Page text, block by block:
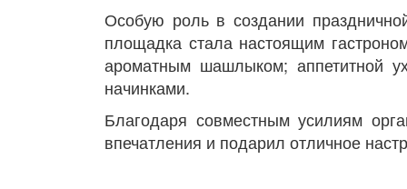
Особую роль в создании
площадка стала настоящим
ароматным шашлыком; аппетитной
начинками.
Благодаря совместным усилиям
впечатления и подарил отличное